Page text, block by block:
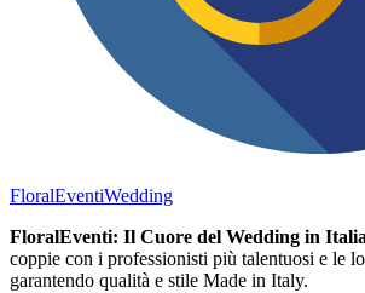
FloralEventiWedding
FloralEventi: Il Cuore del Wedding in
coppie con i professionisti più talentuosi e le
garantendo qualità e stile Made in Italy.